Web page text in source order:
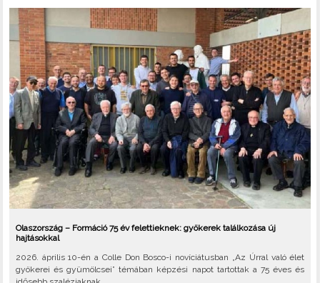
Olaszország – Formáció 75 év felettieknek: gyökerek találkozása új
hajtásokkal
2026. április 10-én a Colle Don Bosco-i novíciátusban „Az Úrral való élet
gyökerei és gyümölcsei” témában képzési napot tartottak a 75 éves és